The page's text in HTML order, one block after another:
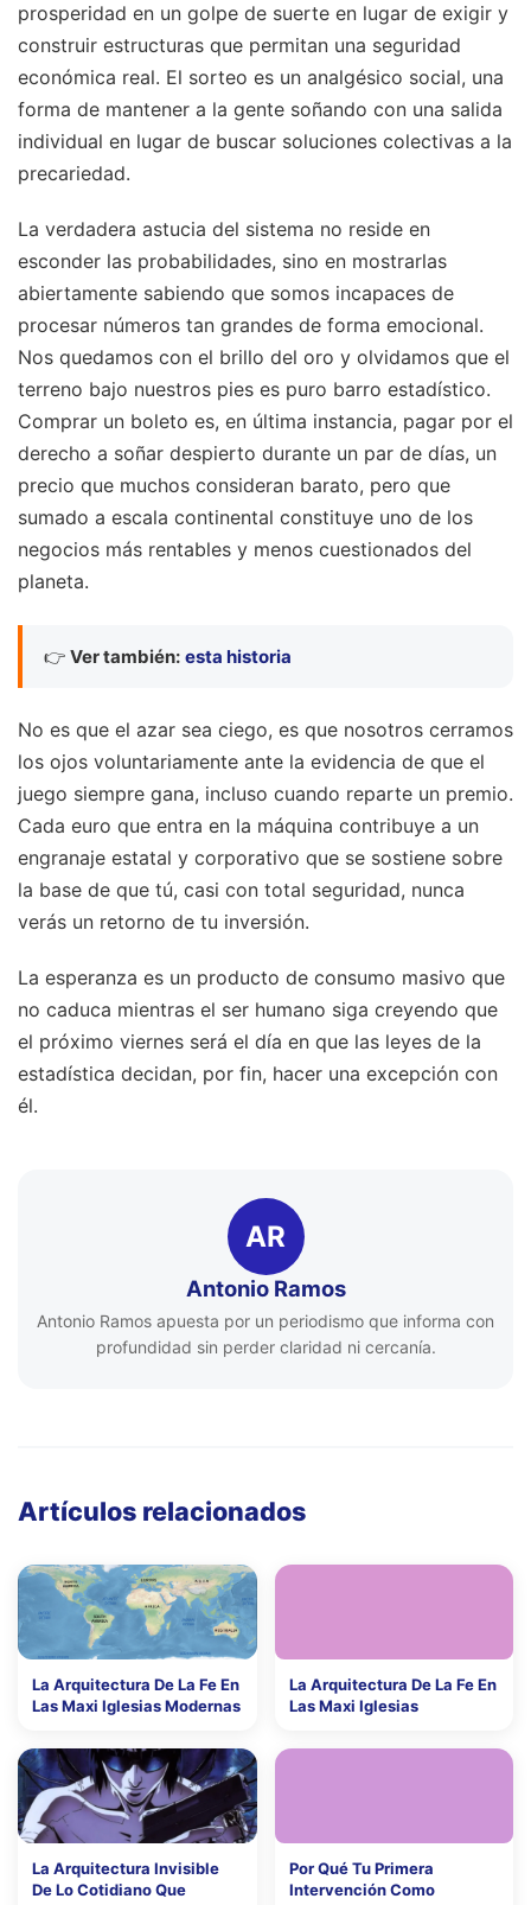
prosperidad en un golpe de suerte en lugar de exigir y
construir estructuras que permitan una seguridad
económica real. El sorteo es un analgésico social, una
forma de mantener a la gente soñando con una salida
individual en lugar de buscar soluciones colectivas a la
precariedad.
La verdadera astucia del sistema no reside en
esconder las probabilidades, sino en mostrarlas
abiertamente sabiendo que somos incapaces de
procesar números tan grandes de forma emocional.
Nos quedamos con el brillo del oro y olvidamos que el
terreno bajo nuestros pies es puro barro estadístico.
Comprar un boleto es, en última instancia, pagar por el
derecho a soñar despierto durante un par de días, un
precio que muchos consideran barato, pero que
sumado a escala continental constituye uno de los
negocios más rentables y menos cuestionados del
planeta.
👉 Ver también: esta historia
No es que el azar sea ciego, es que nosotros cerramos
los ojos voluntariamente ante la evidencia de que el
juego siempre gana, incluso cuando reparte un premio.
Cada euro que entra en la máquina contribuye a un
engranaje estatal y corporativo que se sostiene sobre
la base de que tú, casi con total seguridad, nunca
verás un retorno de tu inversión.
La esperanza es un producto de consumo masivo que
no caduca mientras el ser humano siga creyendo que
el próximo viernes será el día en que las leyes de la
estadística decidan, por fin, hacer una excepción con
él.
AR
Antonio Ramos
Antonio Ramos apuesta por un periodismo que informa con
profundidad sin perder claridad ni cercanía.
Artículos relacionados
La Arquitectura De La Fe En
Las Maxi Iglesias Modernas
La Arquitectura De La Fe En
Las Maxi Iglesias
La Arquitectura Invisible
De Lo Cotidiano Que
Por Qué Tu Primera
Intervención Como